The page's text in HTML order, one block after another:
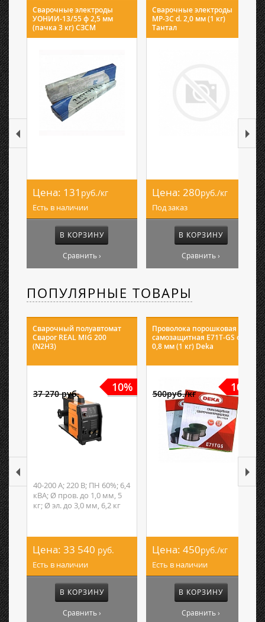
Сварочные электроды
УОНИИ-13/55 ф 2,5 мм
(пачка 3 кг) СЗСМ
Цена: 131 руб./кг
Есть в наличии
В КОРЗИНУ
Сравнить ›
Сварочные электроды
МР-3С d. 2,0 мм (1 кг)
Тантал
Цена: 280руб./кг
Под заказ
В КОРЗИНУ
Сравнить ›
ПОПУЛЯРНЫЕ ТОВАРЫ
Сварочный полуавтомат
Сварог REAL MIG 200
(N2H3)
10%
37 270 руб.
40-200 А; 220 В; ПН 60%; 6,4
кВА; Ø пров. до 1,0 мм, 5
кг; Ø эл. до 3,0 мм, 6,2 кг
Цена: 33 540 руб.
Есть в наличии
В КОРЗИНУ
Сравнить ›
Проволока порошковая
самозащитная E71T-GS ф
0,8 мм (1 кг) Deka
10%
500руб./кг
Цена: 450руб./кг
Есть в наличии
В КОРЗИНУ
Сравнить ›